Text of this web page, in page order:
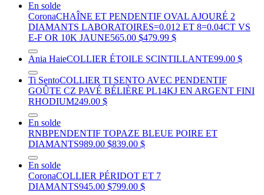
En solde
CoronaCHAÎNE ET PENDENTIF OVAL AJOURÉ 2
DIAMANTS LABORATOIRES=0.012 ET 8=0.04CT VS
E-F OR 10K JAUNE565.00 $479.99 $
Ania HaieCOLLIER ÉTOILE SCINTILLANTE99.00 $
Ti SentoCOLLIER TI SENTO AVEC PENDENTIF
GOÛTE CZ PAVÉ BÉLIÈRE PL14KJ EN ARGENT FINI
RHODIUM249.00 $
En solde
RNBPENDENTIF TOPAZE BLEUE POIRE ET
DIAMANTS989.00 $839.00 $
En solde
CoronaCOLLIER PÉRIDOT ET 7
DIAMANTS945.00 $799.00 $